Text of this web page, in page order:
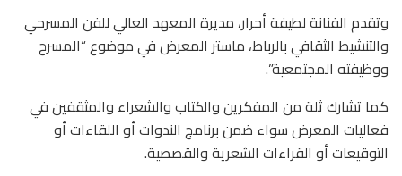
وتقدم الفنانة لطيفة أحرار، مديرة المعهد العالي للفن المسرحي
والتنشيط الثقافي بالرباط، ماستر المعرض في موضوع “المسرح
ووظيفته المجتمعية”.
كما تشارك ثلة من المفكرين والكتاب والشعراء والمثقفين في
فعاليات المعرض سواء ضمن برنامج الندوات أو اللقاءات أو
التوقيعات أو القراءات الشعرية والقصصية.